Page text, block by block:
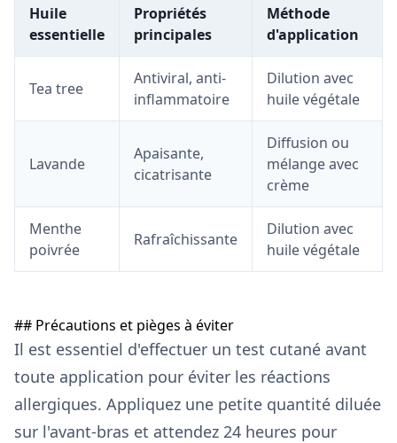
Huile
essentielle
Propriétés
principales
Méthode
d'application
Tea tree
Antiviral, anti-
inflammatoire
Dilution avec
huile végétale
Lavande
Apaisante,
cicatrisante
Diffusion ou
mélange avec
crème
Menthe
poivrée
Rafraîchissante
Dilution avec
huile végétale
## Précautions et pièges à éviter
Il est essentiel d'effectuer un test cutané avant
toute application pour éviter les réactions
allergiques. Appliquez une petite quantité diluée
sur l'avant-bras et attendez 24 heures pour